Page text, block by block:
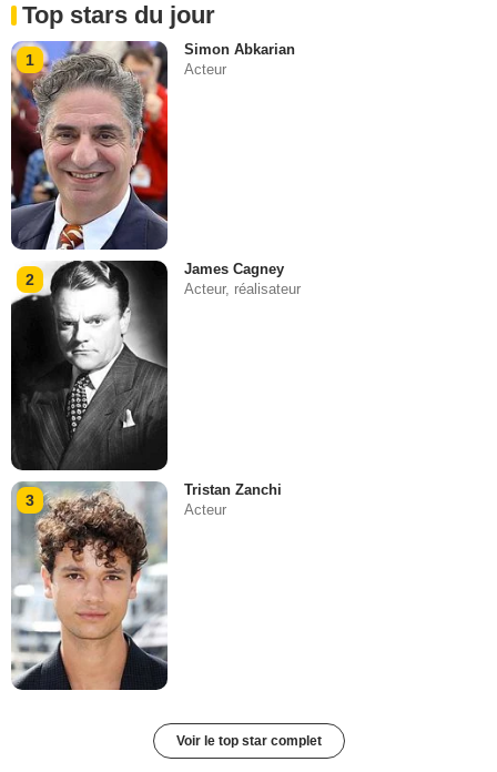
Top stars du jour
1
Simon Abkarian
Acteur
2
James Cagney
Acteur, réalisateur
3
Tristan Zanchi
Acteur
Voir le top star complet